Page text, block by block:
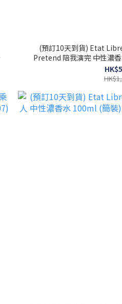
(預訂10天到貨) Etat
Pretend 陪我演完 中性濃
(Barcode: